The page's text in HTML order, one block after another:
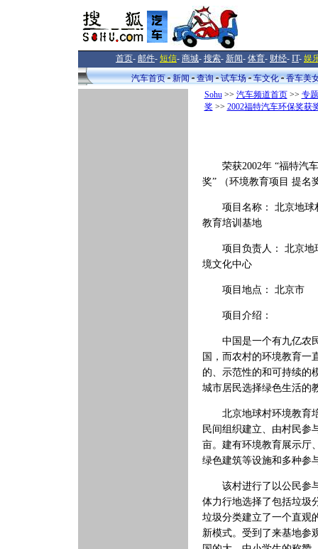
首页- 邮件- 短信- 商城- 搜索- 新闻- 体育- 财经- IT- 娱
汽车首页
新闻 查询 试车场 车文化
香车美
Sohu>> 汽车频道首页>> 专题
奖 >> 2002福特汽车环保奖获
荣获2002年 “福特汽
奖” （环境教育项目 提名
项目名称： 北京地球
教育培训基地
项目负责人： 北京地
境文化中心
项目地点： 北京市
项目介绍：
中国是一个有九亿农
国，而农村的环境教育一
的、示范性的和可持续的
城市居民选择绿色生活的
北京地球村环境教育培
民间组织建立、由村民参
亩。建有环境教育展示厅
绿色建筑等设施和多种参
该村进行了以公民参与
体力行地选择了包括垃圾
垃圾分类建立了一个直观
新模式。受到了来基地参